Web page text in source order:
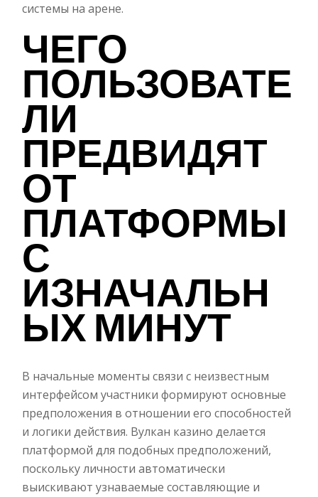
системы на арене.
ЧЕГО
ПОЛЬЗОВАТЕ
ЛИ
ПРЕДВИДЯТ
ОТ
ПЛАТФОРМЫ
С
ИЗНАЧАЛЬН
ЫХ МИНУТ
В начальные моменты связи с неизвестным
интерфейсом участники формируют основные
предположения в отношении его способностей
и логики действия. Вулкан казино делается
платформой для подобных предположений,
поскольку личности автоматически
выискивают узнаваемые составляющие и